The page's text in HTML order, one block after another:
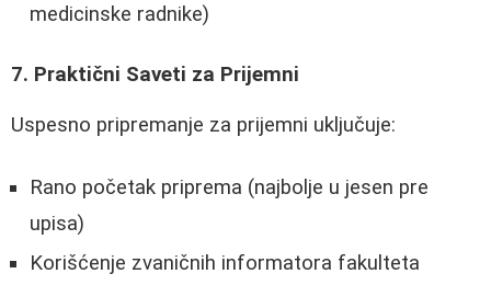
medicinske radnike)
7. Praktični Saveti za Prijemni
Uspesno pripremanje za prijemni uključuje:
Rano početak priprema (najbolje u jesen pre
upisa)
Korišćenje zvaničnih informatora fakulteta